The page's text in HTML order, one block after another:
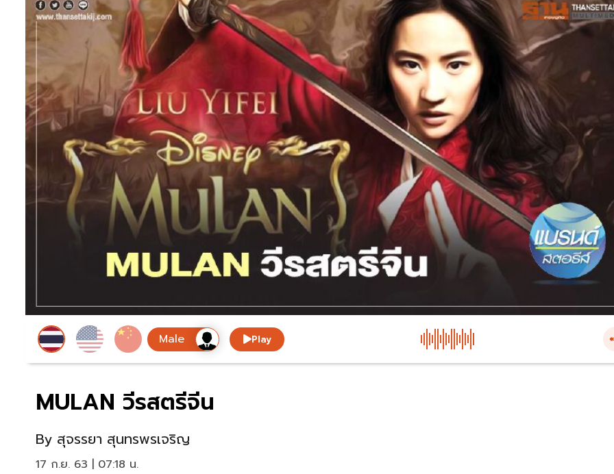
Play
MULAN วีรสตรีจีน
By สุจรรยา สุนทรพรเจริญ
17 ก.ย. 63 | 07:18 น.